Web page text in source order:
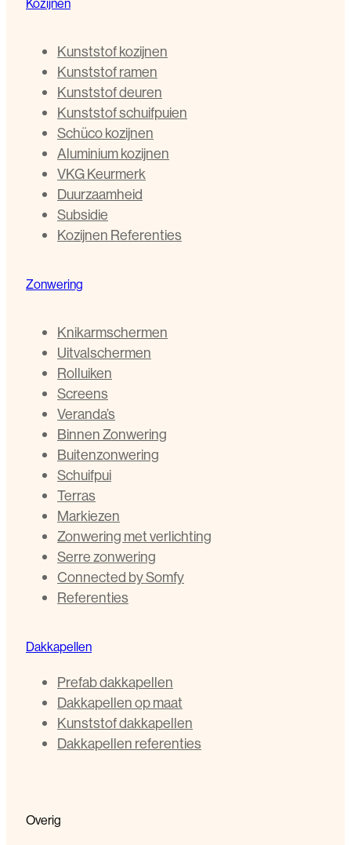
Kozijnen
Kunststof kozijnen
Kunststof ramen
Kunststof deuren
Kunststof schuifpuien
Schüco kozijnen
Aluminium kozijnen
VKG Keurmerk
Duurzaamheid
Subsidie
Kozijnen Referenties
Zonwering
Knikarmschermen
Uitvalschermen
Rolluiken
Screens
Veranda’s
Binnen Zonwering
Buitenzonwering
Schuifpui
Terras
Markiezen
Zonwering met verlichting
Serre zonwering
Connected by Somfy
Referenties
Dakkapellen
Prefab dakkapellen
Dakkapellen op maat
Kunststof dakkapellen
Dakkapellen referenties
Overig